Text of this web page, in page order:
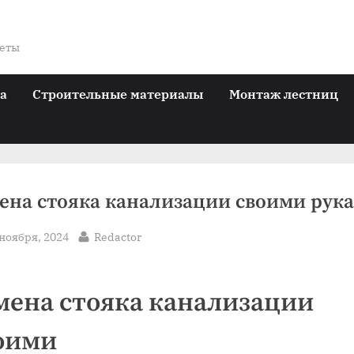
Строительные материалы Монтаж лестниц
стояка канализации своими
2024 By
Redactor
стояка канализации